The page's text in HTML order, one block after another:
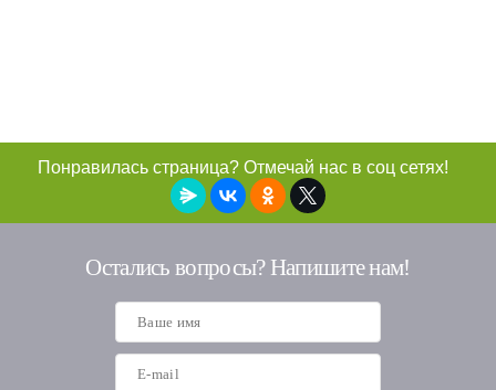
Понравилась страница? Отмечай нас в соц сетях!
Остались вопросы? Напишите нам!